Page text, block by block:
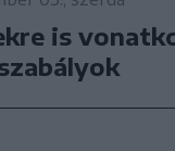
is